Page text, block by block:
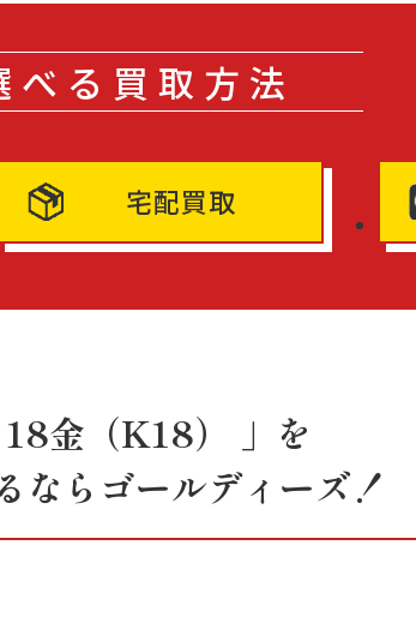
べる買取方法
宅配買取
18金（K18） 」を
ならゴールディーズ！